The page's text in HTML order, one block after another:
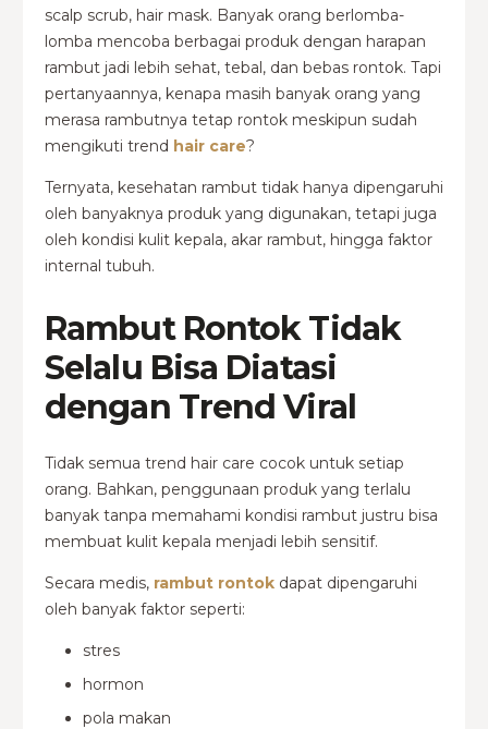
scalp scrub, hair mask. Banyak orang berlomba-
lomba mencoba berbagai produk dengan harapan
rambut jadi lebih sehat, tebal, dan bebas rontok. Tapi
pertanyaannya, kenapa masih banyak orang yang
merasa rambutnya tetap rontok meskipun sudah
mengikuti trend hair care?
Ternyata, kesehatan rambut tidak hanya dipengaruhi
oleh banyaknya produk yang digunakan, tetapi juga
oleh kondisi kulit kepala, akar rambut, hingga faktor
internal tubuh.
Rambut Rontok Tidak
Selalu Bisa Diatasi
dengan Trend Viral
Tidak semua trend hair care cocok untuk setiap
orang. Bahkan, penggunaan produk yang terlalu
banyak tanpa memahami kondisi rambut justru bisa
membuat kulit kepala menjadi lebih sensitif.
Secara medis, rambut rontok dapat dipengaruhi
oleh banyak faktor seperti:
stres
hormon
pola makan